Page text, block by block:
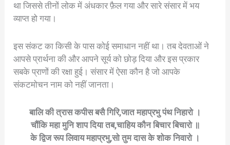
था जिससे तीनों लोक में अंधकार फ़ैल गया और सारे संसार में भय
व्याप्त हो गया।
इस संकट का किसी के पास कोई समाधान नहीं था। तब देवताओं ने
आपसे प्रार्थना की और आपने सूर्य को छोड़ दिया और इस प्रकार
सबके प्राणों की रक्षा हुई। संसार में ऐसा कौन है जो आपके
संकटमोचन नाम को नहीं जानता।
बालि की त्रास कपीस बसै गिरि,जात महाप्रभु पंथ निहारो ।
चौंकि महा मुनि शाप दिया तब,चाहिय कौन बिचार बिचारो ॥
के द्विज रूप लिवाय महाप्रभु,सो तुम दास के शोक निवारो ।